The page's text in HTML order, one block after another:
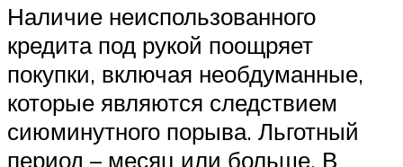
Наличие неиспользованного
кредита под рукой поощряет
покупки, включая необдуманные,
которые являются следствием
сиюминутного порыва. Льготный
период – месяц или больше. В